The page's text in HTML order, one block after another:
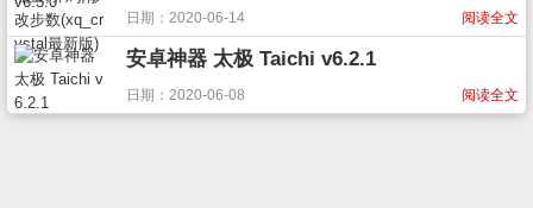
阅读全文
日期：2020-06-14
安卓神器 太极 Taichi v6.2.1
阅读全文
日期：2020-06-08